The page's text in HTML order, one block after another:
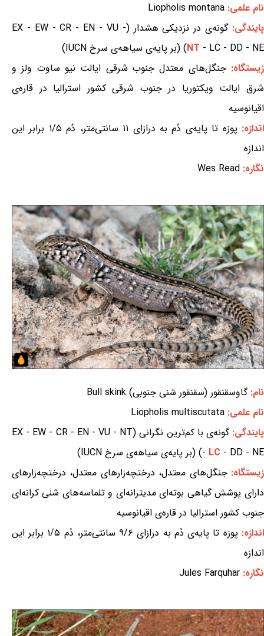
نام علمی: Liopholis montana
پایندگی:گونه‌ی در نزدیکی هشدار (EX - EW - CR - EN - VU -
NT - LC - DD - NE) (بر پایه‌ی سیاهه‌ی سرخ IUCN)
زیستگاه:جنگل‌های معتدل جنوب شرقی ایالت نیو ساوت ولز و
شرق ایالت ویکتوریا در جنوب شرقی کشور استرالیا در قاره‌ی
اقیانوسیه
اندازه:
پوزه تا پایه‌ی دُم به درازای ۱۱ سانتی‌متر، دُم ۱/۵ برابر این
اندازه
نگاره: Wes Read
نام:گاوسقنقور (سقنقور شنی جنوبی) Bull skink
نام علمی: Liopholis multiscutata
پایندگی:
گونه‌ی با کم‌ترین نگرانی (EX - EW - CR - EN - VU - NT
- LC - DD - NE) (بر پایه‌ی سیاهه‌ی سرخ IUCN)
زیستگاه:جنگل‌های معتدل، درختچه‌زارهای معتدل، درختچه‌زارهای
دارای پوشش گیاهی بوته‌ای مدیترانه‌ای و تلماسه‌های شنی کرانه‌ای
جنوب کشور استرالیا در قاره‌ی اقیانوسیه
اندازه:
پوزه تا پایه‌ی دُم به درازای ۹/۶ سانتی‌متر، دُم ۱/۵ برابر این
اندازه
نگاره: Jules Farquhar